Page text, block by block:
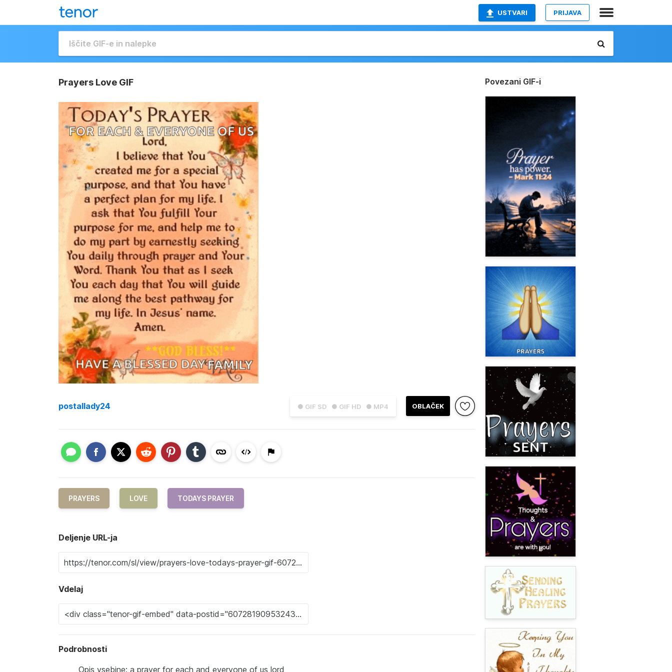
USTVARI PRIJAVA
Prayers Love GIF
● GIF SD ● GIF HD ● MP4 OBLAČEK
postallady24
PRAYERS LOVE TODAYS PRAYER
Deljenje URL-ja
Vdelaj
Podrobnosti
Opis vsebine: a prayer for each and everyone of us lord
Povezani GIF-i